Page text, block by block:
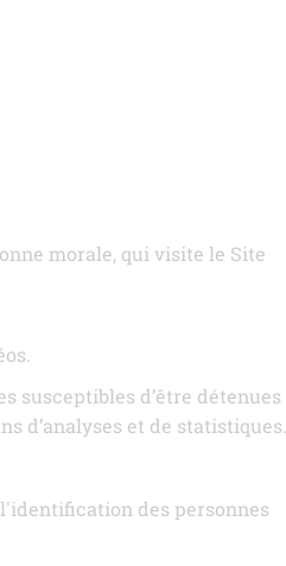
morale, qui visite le Site
susceptibles d’être détenues
d’analyses et de statistiques.
des personnes